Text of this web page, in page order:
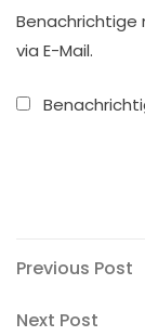
Benachrichtige
via E-Mail.
Previous
Previous Post
Next
Next Post